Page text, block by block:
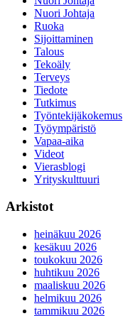
Nuori Johtaja
Ruoka
Sijoittaminen
Talous
Tekoäly
Terveys
Tiedote
Tutkimus
Työntekijäkokemus
Työympäristö
Vapaa-aika
Videot
Vierasblogi
Yrityskulttuuri
Arkistot
heinäkuu 2026
kesäkuu 2026
toukokuu 2026
huhtikuu 2026
maaliskuu 2026
helmikuu 2026
tammikuu 2026